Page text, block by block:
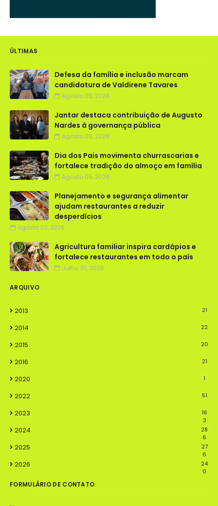
ÚLTIMAS
Defesa da família e inclusão marcam
candidatura de Valdirene Tavares
Agosto 05, 2026
Jantar destaca contribuição de Augusto
Nardes à governança pública
Agosto 05, 2026
Dia dos Pais movimenta churrascarias e
fortalece tradição do almoço em família
Agosto 05, 2026
Planejamento e segurança alimentar
ajudam restaurantes a reduzir
desperdícios
Agosto 03, 2026
Agricultura familiar inspira cardápios e
fortalece restaurantes em todo o país
Julho 30, 2026
ARQUIVO
2013 21
2014 22
2015 20
2016 21
2020 1
2022 51
2023
16
3
2024
28
6
2025
27
6
2026
24
0
FORMULÁRIO DE CONTATO